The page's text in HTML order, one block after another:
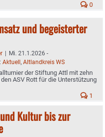
0
und begeisterter
| Mi. 21.1.2026 -
Aktuell, Altlandkreis WS
der Stiftung Attl mit zehn
ASV Rott für die Unterstützung
1
Kultur bis zur